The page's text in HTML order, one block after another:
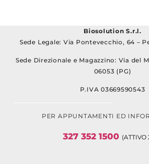
Biosolution S.r.l.
Sede Legale: Via Pontevecchio, 64 –
Sede Direzionale e Magazzino: Via del
06053 (PG)
P.IVA 03669590543
PER APPUNTAMENTI ED
327 352 1500 (ATTIVO